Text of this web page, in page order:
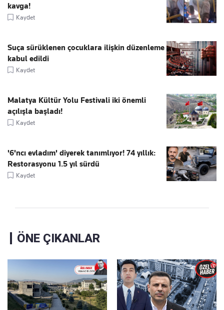
kavga!
Kaydet
Suça sürüklenen çocuklara ilişkin düzenleme
kabul edildi
Kaydet
Malatya Kültür Yolu Festivali iki önemli
açılışla başladı!
Kaydet
'6'ncı evladım' diyerek tanımlıyor! 74 yıllık:
Restorasyonu 1.5 yıl sürdü
Kaydet
ÖNE ÇIKANLAR